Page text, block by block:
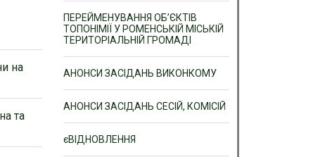
на
та
ПЕРЕЙМЕНУВАННЯ ОБ’ЄКТІВ
ТОПОНІМІЇ У РОМЕНСЬКІЙ МІСЬКІЙ
ТЕРИТОРІАЛЬНІЙ ГРОМАДІ
АНОНСИ ЗАСІДАНЬ ВИКОНКОМУ
АНОНСИ ЗАСІДАНЬ СЕСІЙ, КОМІСІЙ
єВІДНОВЛЕННЯ